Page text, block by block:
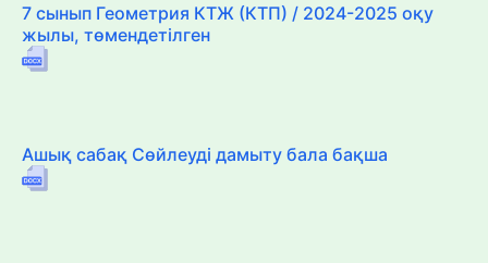
7 сынып Геометрия КТЖ (КТП) / 2024-2025 оқу
жылы, төмендетілген
Ашық сабақ Сөйлеуді дамыту бала бақша